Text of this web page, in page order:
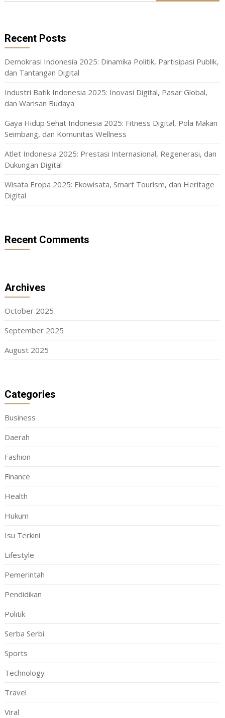
Recent Posts
Demokrasi Indonesia 2025: Dinamika Politik, Partisipasi Publik,
dan Tantangan Digital
Industri Batik Indonesia 2025: Inovasi Digital, Pasar Global,
dan Warisan Budaya
Gaya Hidup Sehat Indonesia 2025: Fitness Digital, Pola Makan
Seimbang, dan Komunitas Wellness
Atlet Indonesia 2025: Prestasi Internasional, Regenerasi, dan
Dukungan Digital
Wisata Eropa 2025: Ekowisata, Smart Tourism, dan Heritage
Digital
Recent Comments
Archives
October 2025
September 2025
August 2025
Categories
Business
Daerah
Fashion
Finance
Health
Hukum
Isu Terkini
Lifestyle
Pemerintah
Pendidikan
Politik
Serba Serbi
Sports
Technology
Travel
Viral